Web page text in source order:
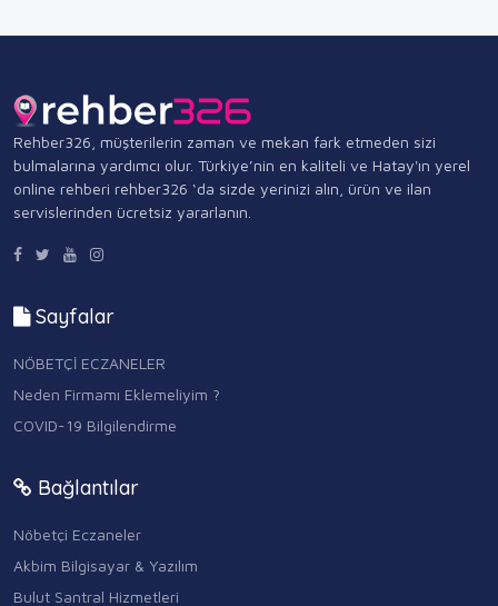
Rehber326, müşterilerin zaman ve mekan fark etmeden sizi
bulmalarına yardımcı olur. Türkiye’nin en kaliteli ve Hatay'ın yerel
online rehberi rehber326 ‘da sizde yerinizi alın, ürün ve ilan
servislerinden ücretsiz yararlanın.
Sayfalar
NÖBETÇİ ECZANELER
Neden Firmamı Eklemeliyim ?
COVID-19 Bilgilendirme
Bağlantılar
Nöbetçi Eczaneler
Akbim Bilgisayar & Yazılım
Bulut Santral Hizmetleri